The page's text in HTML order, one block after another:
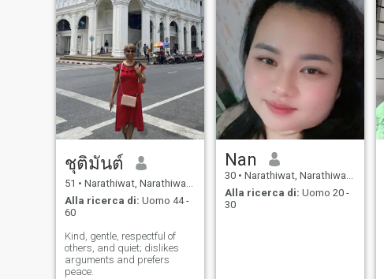
love
ชุติมันต์
51 • Narathiwat, Narathiwat, Thailandia
Alla ricerca di: Uomo 44 -
60
Kind, gentle, respectful of
others, and quiet; dislikes
arguments and prefers
peace.
Nan
30 • Narathiwat, Narathiwat, Thailandia
Alla ricerca di: Uomo 20 -
30